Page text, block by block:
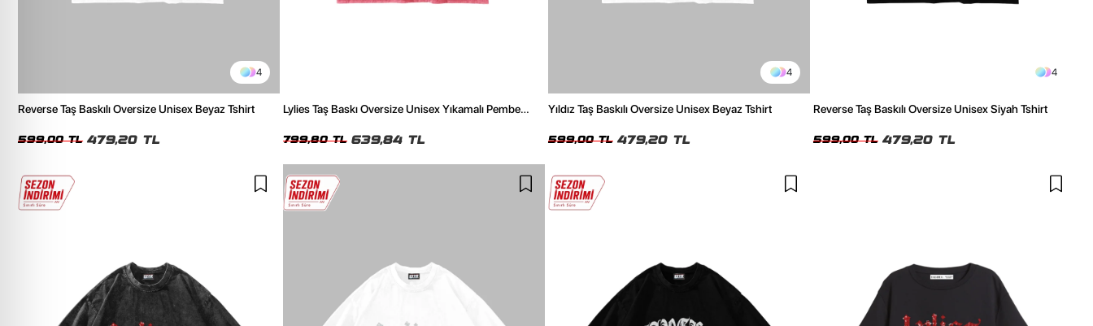
4
Reverse Taş Baskılı Oversize Unisex Beyaz Tshirt
599,00 TL 479,20 TL
Lylies Taş Baskı Oversize Unisex Yıkamalı Pembe
799,80 TL 639,84 TL
4
Yıldız Taş Baskılı Oversize Unisex Beyaz Tshirt
599,00 TL 479,20 TL
4
Reverse Taş Baskılı Oversize Unisex Siyah Tshirt
599,00 TL 479,20 TL